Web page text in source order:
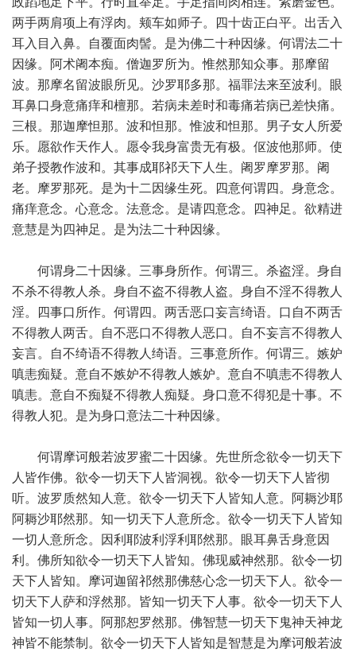
两手两肩项上有浮肉。颊车如师子。四十齿正白平。出舌入
耳入目入鼻。自覆面肉髻。是为佛二十种因缘。何谓法二十
因缘。阿术阇本痴。僧迦罗所为。惟然那知众事。那摩留
波。那摩名留波眼所见。沙罗耶多那。福罪法来至波利。眼
耳鼻口身意痛痒和檀那。若病未差时和毒痛若病已差快痛。
三根。那迦摩怛那。波和怛那。惟波和怛那。男子女人所爱
乐。愿欲作天作人。愿令我身富贵无有极。伛波他那师。使
弟子授教作波和。其事成耶祁天下人生。阇罗摩罗那。阇
老。摩罗那死。是为十二因缘生死。四意何谓四。身意念。
痛痒意念。心意念。法意念。是请四意念。四神足。欲精进
意慧是为四神足。是为法二十种因缘。
何谓身二十因缘。三事身所作。何谓三。杀盗淫。身自
不杀不得教人杀。身自不盗不得教人盗。身自不淫不得教人
淫。四事口所作。何谓四。两舌恶口妄言绮语。口自不两舌
不得教人两舌。自不恶口不得教人恶口。自不妄言不得教人
妄言。自不绮语不得教人绮语。三事意所作。何谓三。嫉妒
嗔恚痴疑。意自不嫉妒不得教人嫉妒。意自不嗔恚不得教人
嗔恚。意自不痴疑不得教人痴疑。身口意不得犯是十事。不
得教人犯。是为身口意法二十种因缘。
何谓摩诃般若波罗蜜二十因缘。先世所念欲令一切天下
人皆作佛。欲令一切天下人皆洞视。欲令一切天下人皆彻
听。波罗质然知人意。欲令一切天下人皆知人意。阿耨沙耶
阿耨沙耶然那。知一切天下人意所念。欲令一切天下人皆知
一切人意所念。因利耶波利浮利耶然那。眼耳鼻舌身意因
利。佛所知欲令一切天下人皆知。佛现威神然那。欲令一切
天下人皆知。摩诃迦留祁然那佛慈心念一切天下人。欲令一
切天下人萨和浮然那。皆知一切天下人事。欲令一切天下人
皆知一切人事。阿那恕罗然那。佛智慧一切天下鬼神天神龙
神皆不能禁制。欲令一切天下人皆知是智慧是为摩诃般若波